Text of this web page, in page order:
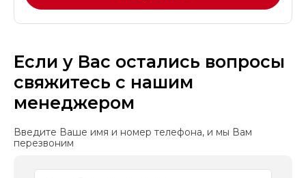
Если у Вас остались вопросы
свяжитесь с нашим
менеджером
Введите Ваше имя и номер телефона, и мы Вам
перезвоним